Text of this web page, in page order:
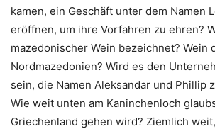
kamen, ein Geschäft unter dem Namen
eröffnen, um ihre Vorfahren zu ehren?
mazedonischer Wein bezeichnet? Wein
Nordmazedonien? Wird es den
sein, die Namen Aleksandar und Phillip
Wie weit unten am Kaninchenloch
Griechenland gehen wird? Ziemlich